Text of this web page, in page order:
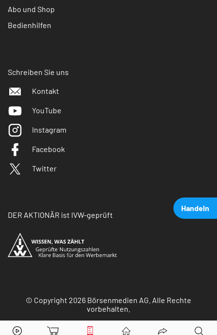
Handeln
Tencent Aktie jetzt handeln?
Abo und Shop
Bedienhilfen
Schreiben Sie uns
Kontakt
YouTube
Instagram
Facebook
Twitter
DER AKTIONÄR ist IVW-geprüft
© Copyright 2026 Börsenmedien AG. Alle Rechte
vorbehalten.